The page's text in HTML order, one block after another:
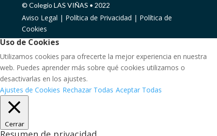
© Colegio LAS VIÑAS • 2022
Aviso Legal | Política de Privacidad | Política de
Cookies
Uso de Cookies
Utilizamos cookies para ofrecerte la mejor experiencia en nuestra
web. Puedes aprender más sobre qué cookies utilizamos o
desactivarlas en los ajustes.
Ajustes de Cookies Rechazar Todas Aceptar Todas
Cerrar